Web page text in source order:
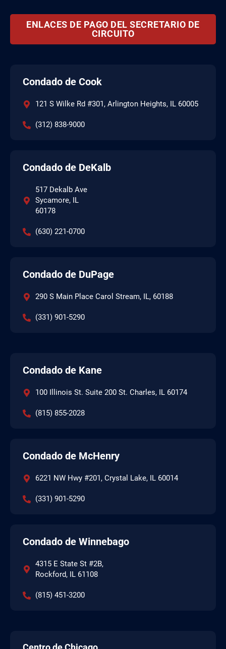
ENLACES DE PAGO DEL SECRETARIO DE
CIRCUITO
Condado de Cook
121 S Wilke Rd #301, Arlington Heights, IL 60005
(312) 838-9000
Condado de DeKalb
517 Dekalb Ave
Sycamore, IL
60178
(630) 221-0700
Condado de DuPage
290 S Main Place Carol Stream, IL, 60188
(331) 901-5290
Condado de Kane
100 Illinois St. Suite 200 St. Charles, IL 60174
(815) 855-2028
Condado de McHenry
6221 NW Hwy #201, Crystal Lake, IL 60014
(331) 901-5290
Condado de Winnebago
4315 E State St #2B,
Rockford, IL 61108
(815) 451-3200